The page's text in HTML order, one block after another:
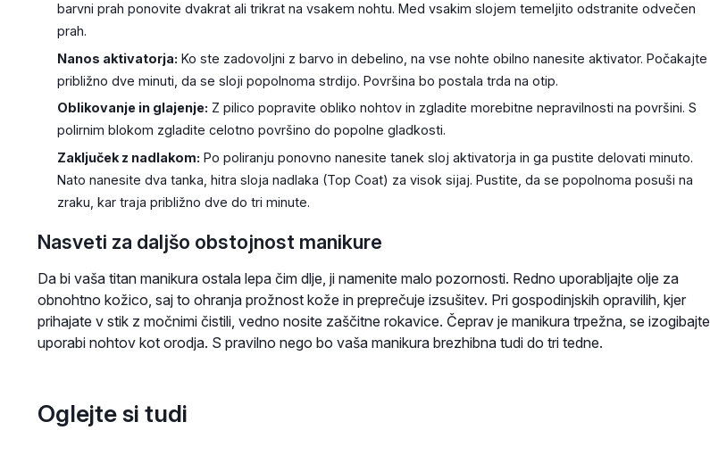
barvni prah ponovite dvakrat ali trikrat na vsakem nohtu. Med vsakim slojem temeljito odstranite odvečen
prah.
Nanos aktivatorja: Ko ste zadovoljni z barvo in debelino, na vse nohte obilno nanesite aktivator. Počakajte
približno dve minuti, da se sloji popolnoma strdijo. Površina bo postala trda na otip.
Oblikovanje in glajenje: Z pilico popravite obliko nohtov in zgladite morebitne nepravilnosti na površini. S
polirnim blokom zgladite celotno površino do popolne gladkosti.
Zaključek z nadlakom: Po poliranju ponovno nanesite tanek sloj aktivatorja in ga pustite delovati minuto.
Nato nanesite dva tanka, hitra sloja nadlaka (Top Coat) za visok sijaj. Pustite, da se popolnoma posuši na
zraku, kar traja približno dve do tri minute.
Nasveti za daljšo obstojnost manikure
Da bi vaša titan manikura ostala lepa čim dlje, ji namenite malo pozornosti. Redno uporabljajte olje za
obnohtno kožico, saj to ohranja prožnost kože in preprečuje izsušitev. Pri gospodinjskih opravilih, kjer
prihajate v stik z močnimi čistili, vedno nosite zaščitne rokavice. Čeprav je manikura trpežna, se izogibajte
uporabi nohtov kot orodja. S pravilno nego bo vaša manikura brezhibna tudi do tri tedne.
Oglejte si tudi